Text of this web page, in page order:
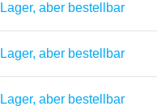
aber bestellbar
aber bestellbar
aber bestellbar